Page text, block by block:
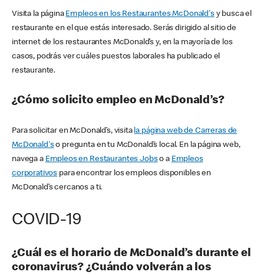
Visita la página Empleos en los Restaurantes McDonald'sy busca el
restaurante en el que estás interesado. Serás dirigido al sitio de
internet de los restaurantes McDonald’s y, en la mayoría de los
casos, podrás ver cuáles puestos laborales ha publicado el
restaurante.
¿Cómo solicito empleo en McDonald’s?
Para solicitar en McDonald’s, visita la página web de Carreras de
McDonald'so pregunta en tu McDonald’s local. En la página web,
navega a Empleos en Restaurantes Jobso a Empleos
corporativos para encontrar los empleos disponibles en
McDonald’s cercanos a ti.
COVID-19
¿Cuál es el horario de McDonald’s durante el
coronavirus? ¿Cuándo volverán a los